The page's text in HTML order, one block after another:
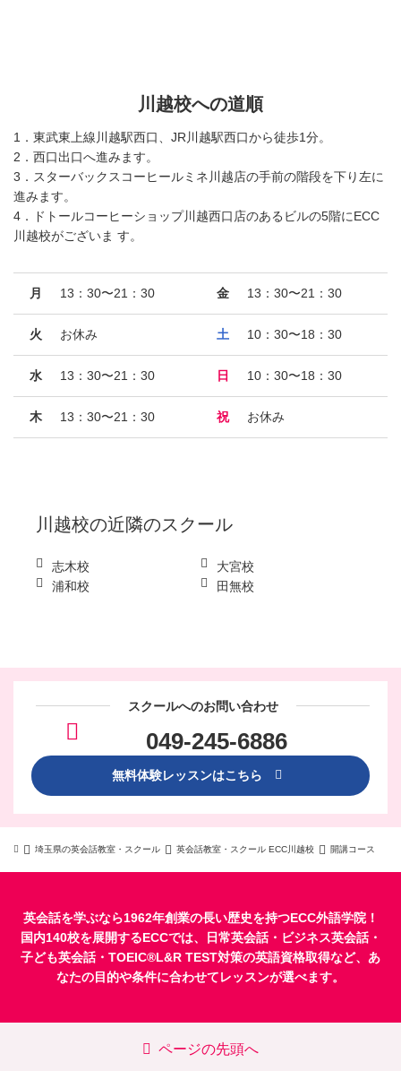
川越校への道順
1．東武東上線川越駅西口、JR川越駅西口から徒歩1分。
2．西口出口へ進みます。
3．スターバックスコーヒールミネ川越店の手前の階段を下り左に
進みます。
4．ドトールコーヒーショップ川越西口店のあるビルの5階にECC
川越校がございま す。
月 13：30〜21：30
火 お休み
水 13：30〜21：30
木 13：30〜21：30
金 13：30〜21：30
土 10：30〜18：30
日 10：30〜18：30
祝 お休み
川越校の近隣のスクール
志木校
大宮校
浦和校
田無校
スクールへのお問い合わせ
049-245-6886
無料体験レッスンはこちら
埼玉県の英会話教室・スクール 英会話教室・スクール ECC川越校 開講コース
英会話を学ぶなら1962年創業の長い歴史を持つECC外語学院！
国内140校を展開するECCでは、
日常英会話・ ビジネス英会話・
子ども英会話・ TOEIC®L&R TEST対策の英語資格取得など、あ
なたの目的や条件に合わせてレッスンが選べます。
ページの先頭へ